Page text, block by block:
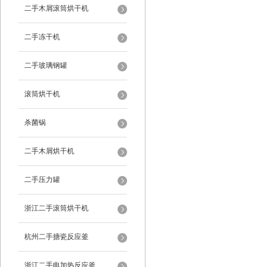
二手木屑滚筒烘干机
二手冻干机
二手玻璃钢罐
滚筒烘干机
杀菌锅
二手木屑烘干机
二手压力罐
浙江二手滚筒烘干机
杭州二手搪瓷反应釜
浙江二手电加热反应釜